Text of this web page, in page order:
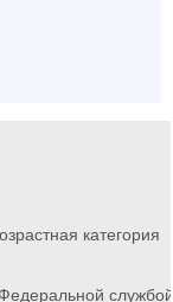
категория
службой